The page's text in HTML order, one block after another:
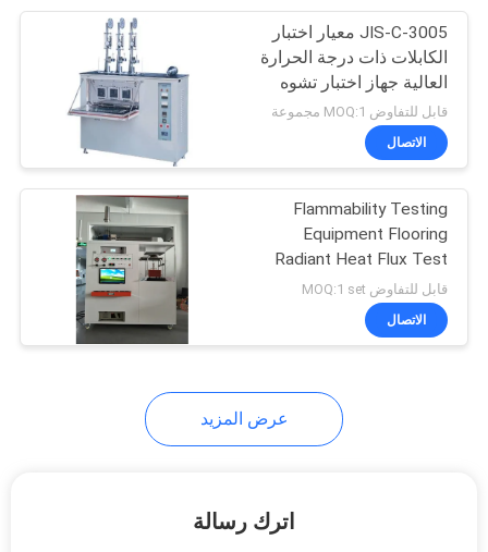
الجلود معدات الاختبار
61
توتريّ يختبر تجهيز
JIS-C-3005 معيار اختبار
الكابلات ذات درجة الحرارة
العالية جهاز اختبار تشوه
التسخين
قابل للتفاوض MOQ:1 مجموعة
الاتصال
Flammability Testing
Equipment Flooring
Radiant Heat Flux Test
Apparatus
قابل للتفاوض MOQ:1 set
الاتصال
عرض المزيد
اترك رسالة